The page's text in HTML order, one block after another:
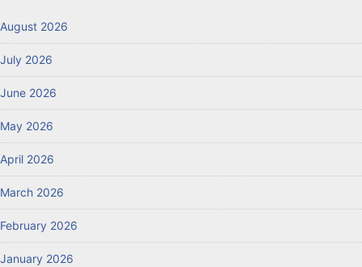
August 2026
July 2026
June 2026
May 2026
April 2026
March 2026
February 2026
January 2026